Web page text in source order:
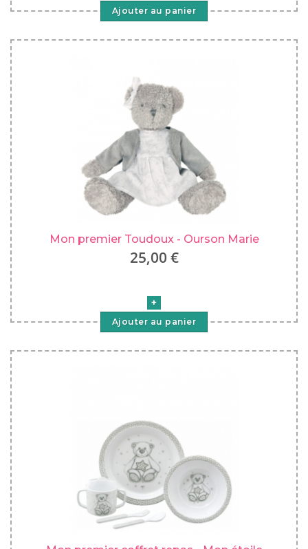
Ajouter au panier
Mon premier Toudoux - Ourson Marie
25,00 €
Ajouter au panier